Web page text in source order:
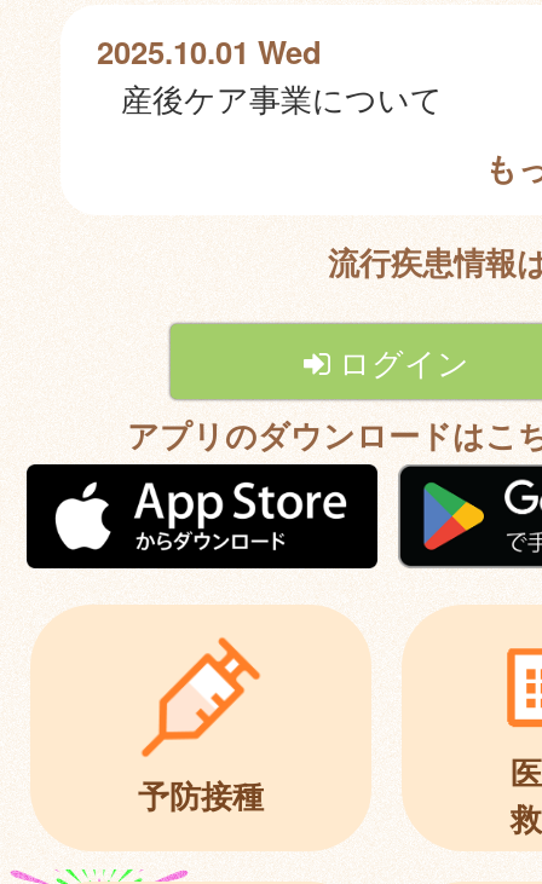
2025.10.01 Wed
産後ケア事業について
も
流行疾患情報
ログイン
アプリのダウンロードはこ
予防接種